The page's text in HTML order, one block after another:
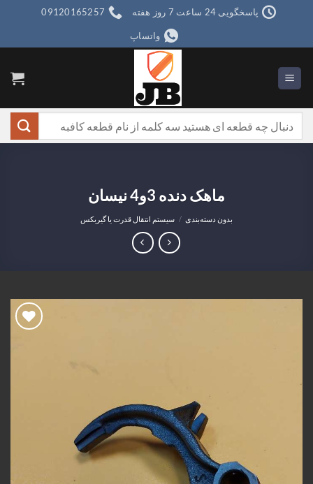
پاسخگویی 24 ساعت 7 روز هفته 09120165257
واتساپ
برای:
ماهک دنده 3و4 نیسان
بدون دسته‌بندی / سیستم انتقال قدرت یا گیربکس